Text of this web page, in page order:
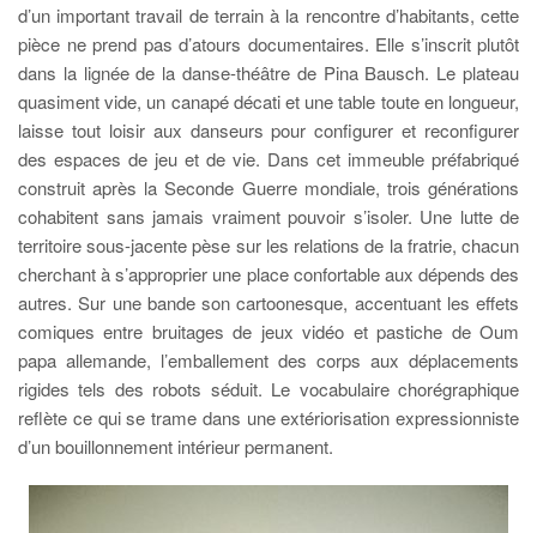
d’un important travail de terrain à la rencontre d’habitants, cette
pièce ne prend pas d’atours documentaires. Elle s’inscrit plutôt
dans la lignée de la danse-théâtre de Pina Bausch. Le plateau
quasiment vide, un canapé décati et une table toute en longueur,
laisse tout loisir aux danseurs pour configurer et reconfigurer
des espaces de jeu et de vie. Dans cet immeuble préfabriqué
construit après la Seconde Guerre mondiale, trois générations
cohabitent sans jamais vraiment pouvoir s’isoler. Une lutte de
territoire sous-jacente pèse sur les relations de la fratrie, chacun
cherchant à s’approprier une place confortable aux dépends des
autres. Sur une bande son cartoonesque, accentuant les effets
comiques entre bruitages de jeux vidéo et pastiche de Oum
papa allemande, l’emballement des corps aux déplacements
rigides tels des robots séduit. Le vocabulaire chorégraphique
reflète ce qui se trame dans une extériorisation expressionniste
d’un bouillonnement intérieur permanent.